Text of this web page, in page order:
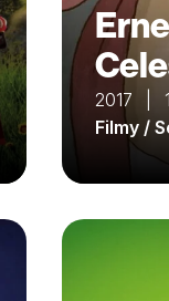
2017 |
Filmy /